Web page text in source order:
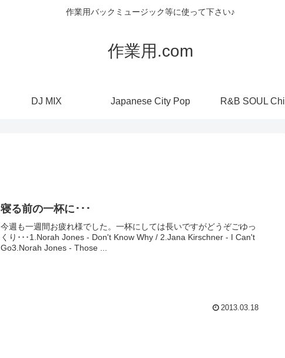
作業用バックミュージック等に使って下さい♪
作業用.com
DJ MIX Japanese City Pop R&B SOUL Chil
寝る前の一杯に･･･
今週も一週間お疲れ様でした。一杯にしては長いですがどうぞごゆっ
くり･･･1.Norah Jones - Don't Know Why / 2.Jana Kirschner - I Can't
Go3.Norah Jones - Those ...
2013.03.18